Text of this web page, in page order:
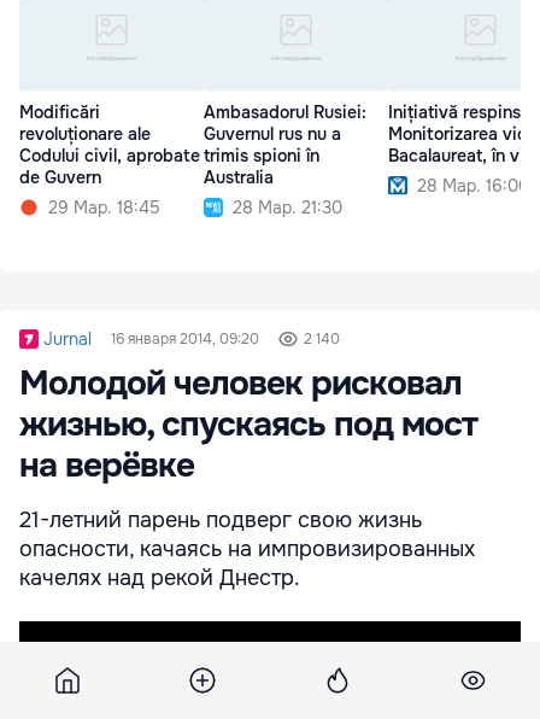
Modificări
revoluționare ale
Codului civil, aprobate
de Guvern
29 Мар. 18:45
Ambasadorul Rusiei:
Guvernul rus nu a
trimis spioni în
Australia
28 Мар. 21:30
Inițiativă respinsă:
Monitorizarea
Bacalaureat, în
28 Мар. 16:00
Jurnal 16 января 2014, 09:20 2 140
Молодой человек рисковал
жизнью, спускаясь под мост
на верёвке
21-летний парень подверг свою жизнь
опасности, качаясь на импровизированных
качелях над рекой Днестр.